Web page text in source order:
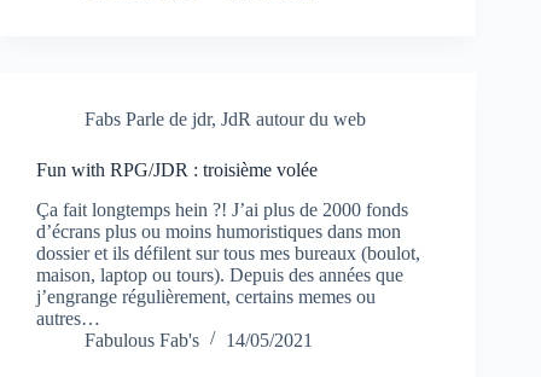
Fabs Parle de jdr, JdR autour du web
Fun with RPG/JDR : troisième volée
Ça fait longtemps hein ?! J’ai plus de 2000 fonds
d’écrans plus ou moins humoristiques dans mon
dossier et ils défilent sur tous mes bureaux (boulot,
maison, laptop ou tours). Depuis des années que
j’engrange régulièrement, certains memes ou
autres…
Fabulous Fab's
14/05/2021